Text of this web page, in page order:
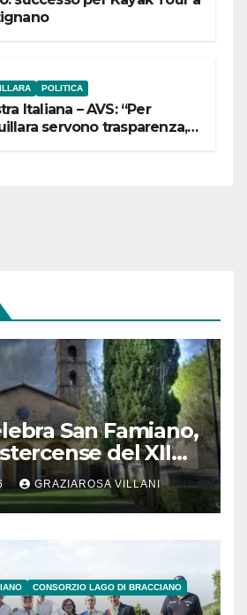
POLITICA
Italiana – AVS: “Per
servono trasparenza,
San Famiano,
del XII
GRAZIAROSA VILLANI
CONSORZIO LAGO DI BRACCIANO